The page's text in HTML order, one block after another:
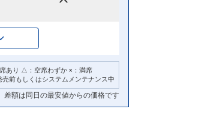
あり △：空席わずか ×：満席
売前もしくはシステムメンテナンス中
差額は同日の最安値からの価格です